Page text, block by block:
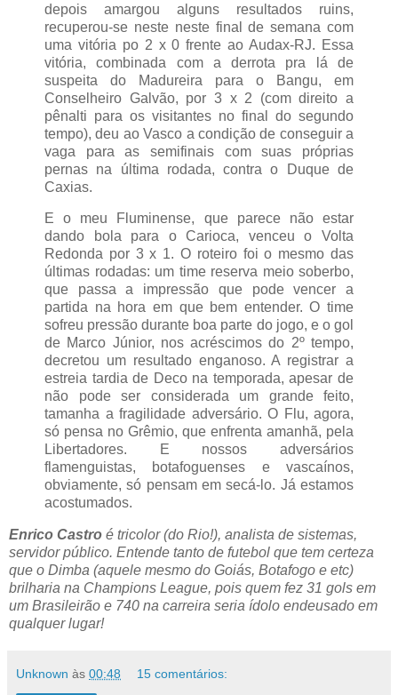
depois amargou alguns resultados ruins,
recuperou-se neste neste final de semana com
uma vitória po 2 x 0 frente ao Audax-RJ. Essa
vitória, combinada com a derrota pra lá de
suspeita do Madureira para o Bangu, em
Conselheiro Galvão, por 3 x 2 (com direito a
pênalti para os visitantes no final do segundo
tempo), deu ao Vasco a condição de conseguir a
vaga para as semifinais com suas próprias
pernas na última rodada, contra o Duque de
Caxias.
E o meu Fluminense, que parece não estar
dando bola para o Carioca, venceu o Volta
Redonda por 3 x 1. O roteiro foi o mesmo das
últimas rodadas: um time reserva meio soberbo,
que passa a impressão que pode vencer a
partida na hora em que bem entender. O time
sofreu pressão durante boa parte do jogo, e o gol
de Marco Júnior, nos acréscimos do 2º tempo,
decretou um resultado enganoso. A registrar a
estreia tardia de Deco na temporada, apesar de
não pode ser considerada um grande feito,
tamanha a fragilidade adversário. O Flu, agora,
só pensa no Grêmio, que enfrenta amanhã, pela
Libertadores. E nossos adversários
flamenguistas, botafoguenses e vascaínos,
obviamente, só pensam em secá-lo. Já estamos
acostumados.
Enrico Castro é tricolor (do Rio!), analista de sistemas,
servidor público. Entende tanto de futebol que tem certeza
que o Dimba (aquele mesmo do Goiás, Botafogo e etc)
brilharia na Champions League, pois quem fez 31 gols em
um Brasileirão e 740 na carreira seria ídolo endeusado em
qualquer lugar!
Unknown às 00:48 15 comentários: